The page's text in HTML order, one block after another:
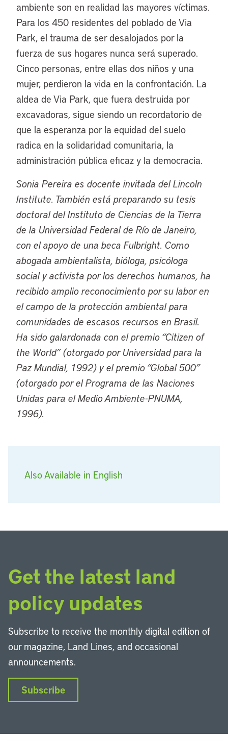
Also Available in English
ambiente son en realidad las mayores víctimas.
Para los 450 residentes del poblado de Via
Park, el trauma de ser desalojados por la
fuerza de sus hogares nunca será superado.
Cinco personas, entre ellas dos niños y una
mujer, perdieron la vida en la confrontación. La
aldea de Via Park, que fuera destruida por
excavadoras, sigue siendo un recordatorio de
que la esperanza por la equidad del suelo
radica en la solidaridad comunitaria, la
administración pública eficaz y la democracia.
Sonia Pereira es docente invitada del Lincoln
Institute. También está preparando su tesis
doctoral del Instituto de Ciencias de la Tierra
de la Universidad Federal de Río de Janeiro,
con el apoyo de una beca Fulbright. Como
abogada ambientalista, bióloga, psicóloga
social y activista por los derechos humanos, ha
recibido amplio reconocimiento por su labor en
el campo de la protección ambiental para
comunidades de escasos recursos en Brasil.
Ha sido galardonada con el premio “Citizen of
the World” (otorgado por Universidad para la
Paz Mundial, 1992) y el premio “Global 500”
(otorgado por el Programa de las Naciones
Unidas para el Medio Ambiente-PNUMA,
1996).
Get the latest land
policy updates
Subscribe to receive the monthly digital edition of
our magazine, Land Lines, and occasional
announcements.
Subscribe